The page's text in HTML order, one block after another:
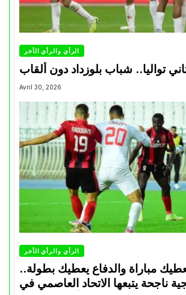
الرأي والرأي الأخر
تواليا.. شباب بلوزداد دون ألقاب
Avril 30, 2026
الرأي والرأي الأخر
مباراة والدفاع يعطيك بطولة..
ناجحة يتبعها الاتحاد العاصمي في